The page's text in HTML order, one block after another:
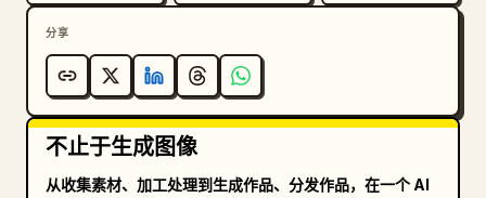
的肢体，人物重复，动漫，插画，CGI，美颜滤镜，塑料感
皮肤，空旷的体育场，模糊或不可见的球场，水印，可读文
字，品牌 Logo，扭曲的栏杆，不真实的人群，光线不佳，
卡通风格，过度处理的 HDR，人造面孔。
分享
不止于生成图像
从收集素材、加工处理到生成作品、分发作品，在一个 AI